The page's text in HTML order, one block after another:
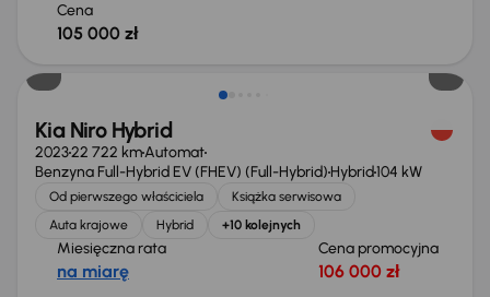
Cena
105 000 zł
Taniej o 2 000 zł
Kia Niro Hybrid
202322 722 kmAutomat
Benzyna Full-Hybrid EV (FHEV) (Full-Hybrid) Hybrid104 kW
Od pierwszego właściciela
Książka serwisowa
Auta krajowe
Hybrid +10 kolejnych
Miesięczna rata
na miarę
Cena promocyjna
106 000 zł